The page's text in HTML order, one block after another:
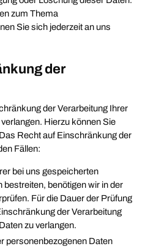
zum Thema
Sie sich jederzeit an uns
der
der Verarbeitung Ihrer
Hierzu können Sie
Recht auf Einschränkung der
Fällen:
bei uns gespeicherten
benötigen wir in der
Für die Dauer der Prüfung
der Verarbeitung
zu verlangen.
personenbezogenen Daten